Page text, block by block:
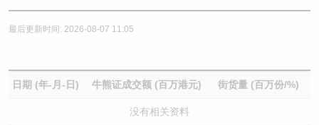
最后更新时间: 2026-08-07 11:05
日期 (年-月-日) 牛熊证成交额 (百万港元) 街货量 (百万份/%)
没有相关资料